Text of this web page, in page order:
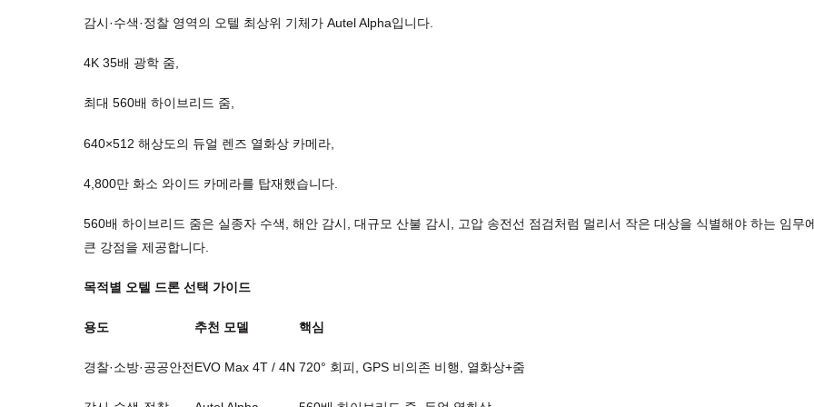
감시·수색·정찰 영역의 오텔 최상위 기체가 Autel Alpha입니다.
4K 35배 광학 줌,
최대 560배 하이브리드 줌,
640×512 해상도의 듀얼 렌즈 열화상 카메라,
4,800만 화소 와이드 카메라를 탑재했습니다.
560배 하이브리드 줌은 실종자 수색, 해안 감시, 대규모 산불 감시, 고압 송전선 점검처럼 멀리서 작은 대상을 식별해야 하는 임무
큰 강점을 제공합니다.
목적별 오텔 드론 선택 가이드
용도 추천 모델 핵심
경찰·소방·공공안전EVO Max 4T / 4N 720° 회피, GPS 비의존 비행, 열화상+줌